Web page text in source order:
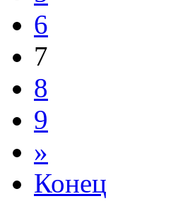
6
7
8
9
»
Конец